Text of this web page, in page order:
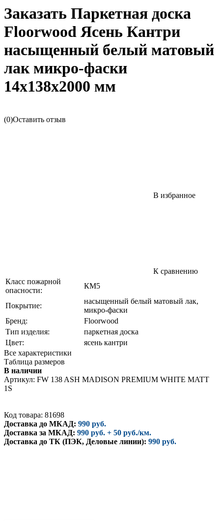
Заказать Паркетная доска
Floorwood Ясень Кантри
насыщенный белый матовый
лак микро-фаски
14х138х2000 мм
(0)Оставить отзыв
В избранное
К сравнению
Класс пожарной
опасности:
КМ5
Покрытие:
насыщенный белый матовый лак,
микро-фаски
Бренд:
Floorwood
Тип изделия:
паркетная доска
Цвет:
ясень кантри
Все характеристики
Таблица размеров
В наличии
Артикул: FW 138 ASH MADISON PREMIUM WHITE MATT
1S
Код товара: 81698
Доставка до МКАД: 990 руб.
Доставка за МКАД: 990 руб. + 50 руб./км.
Доставка до ТК (ПЭК, Деловые линии): 990 руб.